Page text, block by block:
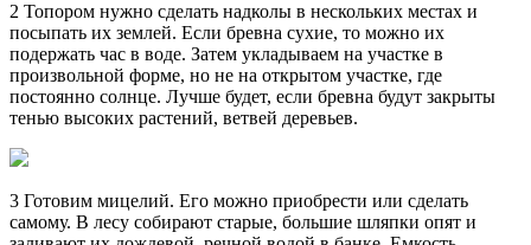
2 Топором нужно сделать надколы в нескольких местах и
посыпать их землей. Если бревна сухие, то можно их
подержать час в воде. Затем укладываем на участке в
произвольной форме, но не на открытом участке, где
постоянно солнце. Лучше будет, если бревна будут закрыты
тенью высоких растений, ветвей деревьев.
3 Готовим мицелий. Его можно приобрести или сделать
самому. В лесу собирают старые, большие шляпки опят и